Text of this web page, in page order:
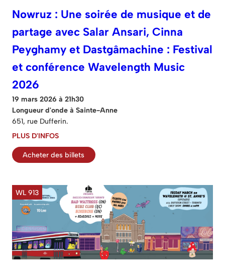
Nowruz : Une soirée de musique et de
partage avec Salar Ansari, Cinna
Peyghamy et Dastgâmachine : Festival
et conférence Wavelength Music
2026
19 mars 2026 à 21h30
Longueur d'onde à Sainte-Anne
651, rue Dufferin.
PLUS D'INFOS
Acheter des billets
WL 913